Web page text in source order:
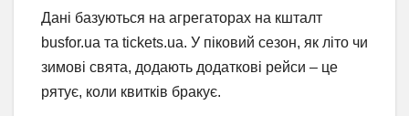
Дані базуються на агрегаторах на кшталт
busfor.ua та tickets.ua. У піковий сезон, як літо чи
зимові свята, додають додаткові рейси – це
рятує, коли квитків бракує.